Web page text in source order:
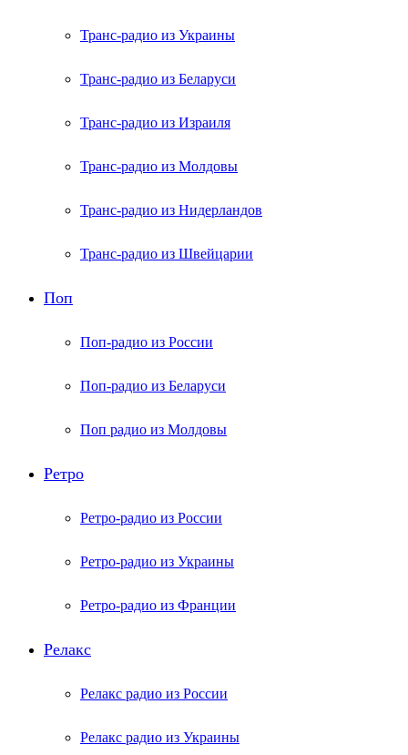
Транс-радио из Украины
Транс-радио из Беларуси
Транс-радио из Израиля
Транс-радио из Молдовы
Транс-радио из Нидерландов
Транс-радио из Швейцарии
Поп
Поп-радио из России
Поп-радио из Беларуси
Поп радио из Молдовы
Ретро
Ретро-радио из России
Ретро-радио из Украины
Ретро-радио из Франции
Релакс
Релакс радио из России
Релакс радио из Украины